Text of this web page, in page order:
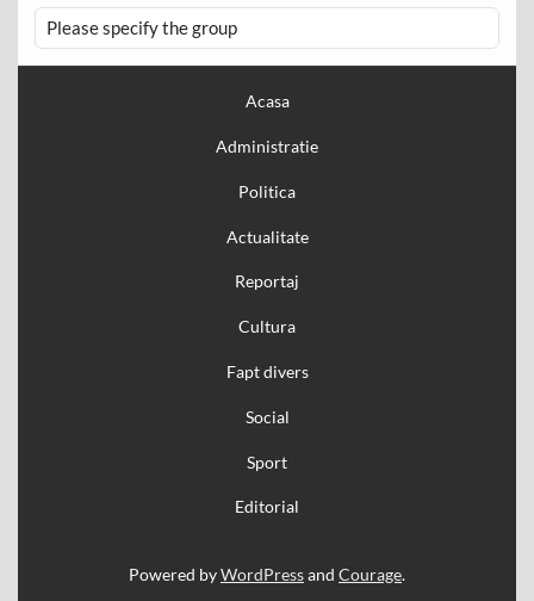
Please specify the group
Acasa
Administratie
Politica
Actualitate
Reportaj
Cultura
Fapt divers
Social
Sport
Editorial
Powered byWordPressand Courage.